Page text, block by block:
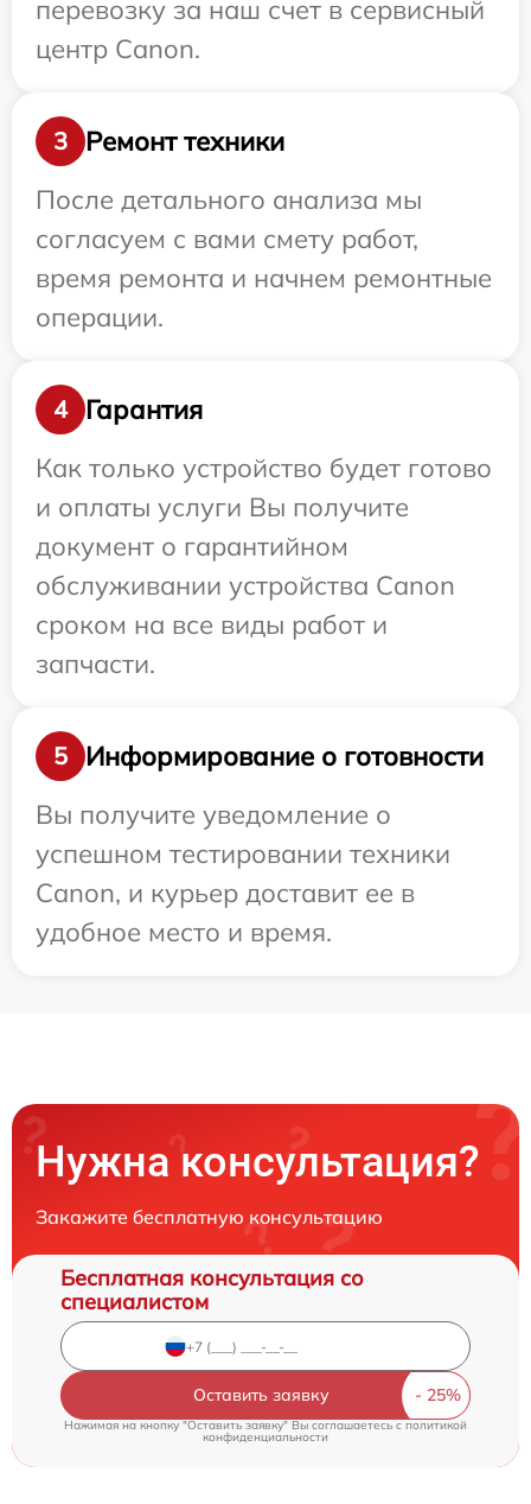
перевозку за наш счет в сервисный
центр Canon.
3
Ремонт техники
После детального анализа мы
согласуем с вами смету работ,
время ремонта и начнем ремонтные
операции.
4
Гарантия
Как только устройство будет готово
и оплаты услуги Вы получите
документ о гарантийном
обслуживании устройства Canon
сроком на все виды работ и
запчасти.
5
Информирование о готовности
Вы получите уведомление о
успешном тестировании техники
Canon, и курьер доставит ее в
удобное место и время.
Нужна консультация?
Закажите бесплатную консультацию
Бесплатная консультация со
специалистом
Оставить заявку
Нажимая на кнопку "Оставить заявку" Вы соглашаетесь c политикой
конфиденциальности